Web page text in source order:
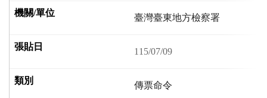
臺灣臺東地方檢察署
115/07/09
傳票命令